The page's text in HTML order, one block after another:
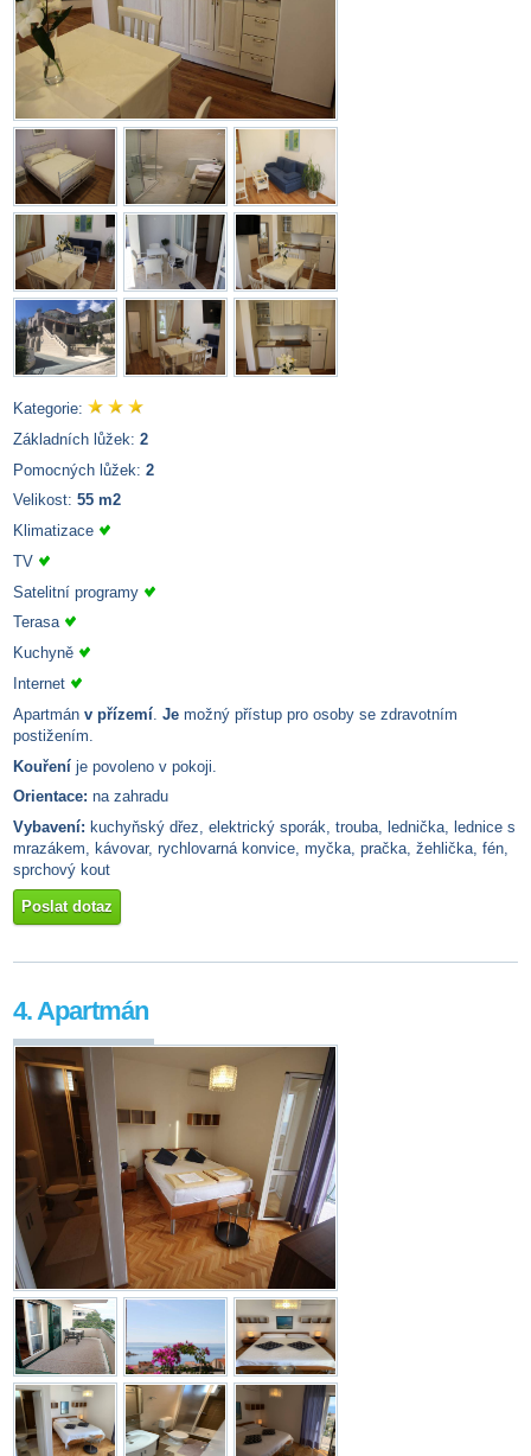
Kategorie:
Základních lůžek: 2
Pomocných lůžek: 2
Velikost: 55 m2
Klimatizace
TV
Satelitní programy
Terasa
Kuchyně
Internet
Apartmán v přízemí Je možný přístup pro osoby se zdravotním
postižením.
Kouření je povoleno v pokoji.
Orientace: na zahradu
Vybavení: kuchyňský dřez, elektrický sporák, trouba, lednička, lednice s
mrazákem, kávovar, rychlovarná konvice, myčka, pračka, žehlička, fén,
sprchový kout
Poslat dotaz
4. Apartmán